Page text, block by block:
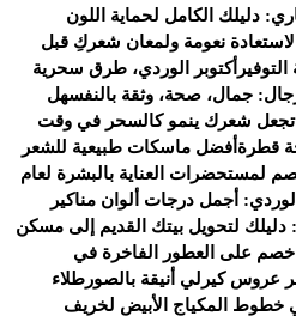
دليلك الكامل لحماية اللون
نعومة ولمعان شعركِ قبل
أكتوبر الوردي، طرق سحرية
جمال، صحة، وثقة بالنفسهل
تجعل شعرك ينمو كالسحر في وقت
قطرة أفضل ماسكات طبيعية للشعر
لمستحضرات العناية بالبشرة لعام
الوردي: أجمل درجات ألوان مناكير
دليلك لتحويل بيتك القديم إلى مسكن
خصم على العطور الفاخرة في
طلاء
خطوط المكياج الأبيض لخريف